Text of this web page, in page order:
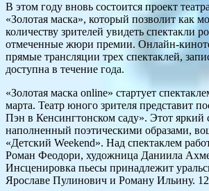
В этом году вновь состоится проект
«Золотая маска», который позволит как
количеству зрителей увидеть спектакли
отмеченные жюри премии. Онлайн-
прямые трансляции трех спектаклей,
доступна в течение года.
«Золотая маска online» стартует
марта. Театр юного зрителя представит
Пэн в Кенсингтонском саду». Этот яркий
наполненный поэтическими образами,
«Детский Weekend». Над спектаклем
Роман Феодори, художница Даниила
Инсценировка пьесы принадлежит
Ярославе Пулинович и Роману Ильину.